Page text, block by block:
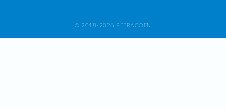
© 2018-2026 REERACOEN